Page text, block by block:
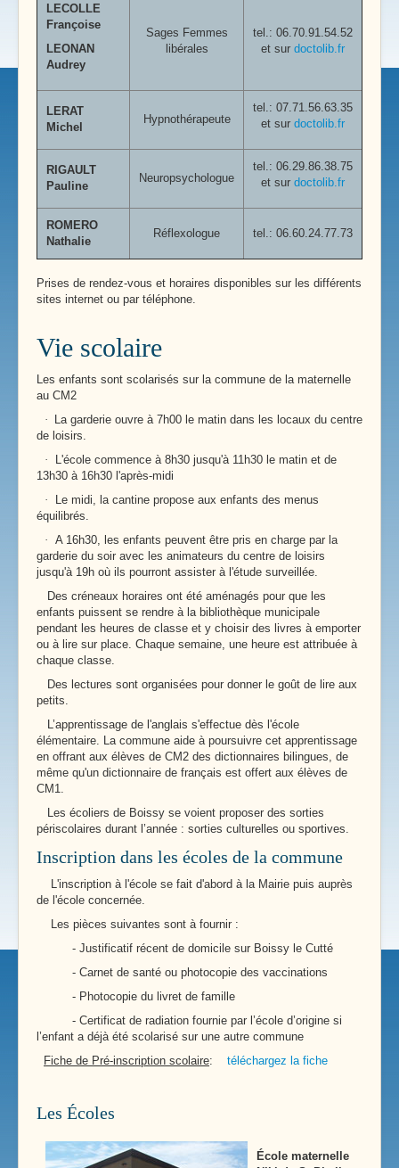
LECOLLE
Françoise
LEONAN
Audrey
Sages Femmes
libérales
tel.: 06.70.91.54.52
et sur doctolib.fr
LERAT
Michel
Hypnothérapeute
tel.: 07.71.56.63.35
et sur doctolib.fr
RIGAULT
Pauline
Neuropsychologue
tel.: 06.29.86.38.75
et sur doctolib.fr
ROMERO
Nathalie
Réflexologue tel.: 06.60.24.77.73
Prises de rendez-vous et horaires disponibles sur les différents
sites internet ou par téléphone.
Vie scolaire
Les enfants sont scolarisés sur la commune de la maternelle
au CM2
·
La garderie ouvre à 7h00 le matin dans les locaux du centre
de loisirs.
·
L'école commence à 8h30 jusqu'à 11h30 le matin et de
13h30 à 16h30 l'après-midi
·
Le midi, la cantine propose aux enfants des menus
équilibrés.
· A 16h30, les enfants peuvent être pris en charge par la
garderie du soir avec les animateurs du centre de loisirs
jusqu'à 19h où ils pourront assister à l'étude surveillée.
Des créneaux horaires ont été aménagés pour que les
enfants puissent se rendre à la bibliothèque municipale
pendant les heures de classe et y choisir des livres à emporter
ou à lire sur place. Chaque semaine, une heure est attribuée à
chaque classe.
Des lectures sont organisées pour donner le goût de lire aux
petits.
L’apprentissage de l'anglais s'effectue dès l'école
élémentaire. La commune aide à poursuivre cet apprentissage
en offrant aux élèves de CM2 des dictionnaires bilingues, de
même qu'un dictionnaire de français est offert aux élèves de
CM1.
Les écoliers de Boissy se voient proposer des sorties
périscolaires durant l’année : sorties culturelles ou sportives.
Inscription dans les écoles de la commune
L'inscription à l'école se fait d'abord à la Mairie puis auprès
de l'école concernée.
Les pièces suivantes sont à fournir :
- Justificatif récent de domicile sur Boissy le Cutté
- Carnet de santé ou photocopie des vaccinations
- Photocopie du livret de famille
- Certificat de radiation fournie par l’école d’origine si
l’enfant a déjà été scolarisé sur une autre commune
Fiche de Pré-inscription scolaire: téléchargez la fiche
Les Écoles
École maternelle